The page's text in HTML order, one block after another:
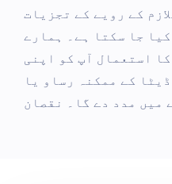
کے رویے کے تجزیات
جا سکتا ہے۔ ہمارے
ایڈوانسڈ keylogger کا استعمال آپ کو اپنی
کے ممکنہ رساو یا
میں مدد دے گا۔ نقصان